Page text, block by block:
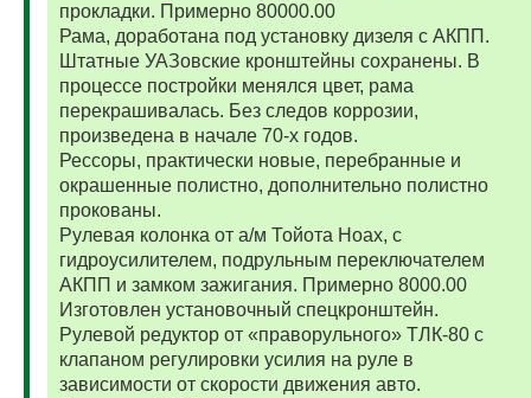
прокладки. Примерно 80000.00
Рама, доработана под установку дизеля с АКПП.
Штатные УАЗовские кронштейны сохранены. В
процессе постройки менялся цвет, рама
перекрашивалась. Без следов коррозии,
произведена в начале 70-х годов.
Рессоры, практически новые, перебранные и
окрашенные полистно, дополнительно полистно
прокованы.
Рулевая колонка от а/м Тойота Ноах, с
гидроусилителем, подрульным переключателем
АКПП и замком зажигания. Примерно 8000.00
Изготовлен установочный спецкронштейн.
Рулевой редуктор от «праворульного» ТЛК-80 с
клапаном регулировки усилия на руле в
зависимости от скорости движения авто.